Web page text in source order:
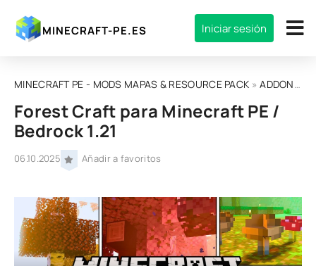
MINECRAFT-PE.ES Iniciar sesión
MINECRAFT PE - MODS MAPAS & RESOURCE PACK »ADDONS
Forest Craft para Minecraft PE /
Bedrock 1.21
06.10.2025 Añadir a favoritos